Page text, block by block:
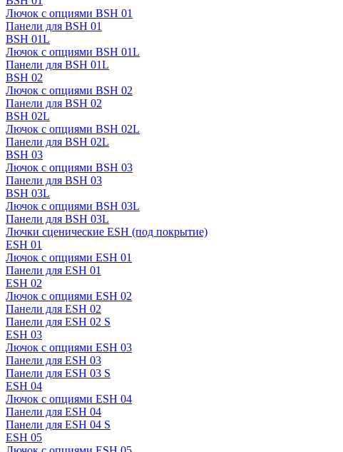
Лючок с опциями BSH 01
Панели для BSH 01
BSH 01L
Лючок с опциями BSH 01L
Панели для BSH 01L
BSH 02
Лючок с опциями BSH 02
Панели для BSH 02
BSH 02L
Лючок с опциями BSH 02L
Панели для BSH 02L
BSH 03
Лючок с опциями BSH 03
Панели для BSH 03
BSH 03L
Лючок с опциями BSH 03L
Панели для BSH 03L
Лючки сценические ESH (под покрытие)
ESH 01
Лючок с опциями ESH 01
Панели для ESH 01
ESH 02
Лючок с опциями ESH 02
Панели для ESH 02
Панели для ESH 02 S
ESH 03
Лючок с опциями ESH 03
Панели для ESH 03
Панели для ESH 03 S
ESH 04
Лючок с опциями ESH 04
Панели для ESH 04
Панели для ESH 04 S
ESH 05